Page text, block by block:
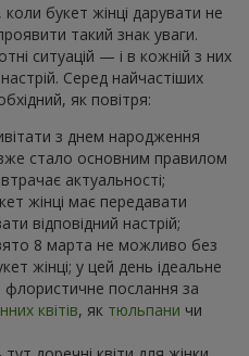
букет жінці дарувати не
такий знак уваги.
ситуацій — і в кожній з них
Серед найчастіших
як повітря:
з днем народження
вже стало основним правилом
актуальності;
жінці має передавати
відповідний настрій;
8 марта не можливо без
жінці; у цей день ідеальне
флористичне послання за
квітів, як тюльпани чи